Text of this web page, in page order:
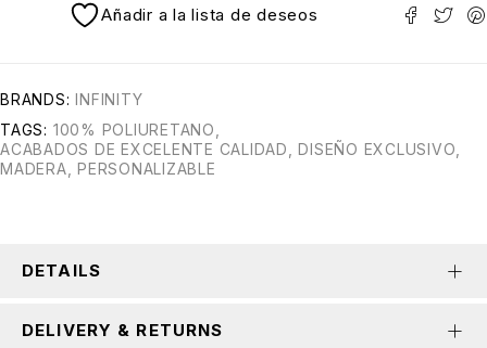
Añadir a la lista de deseos
BRANDS: INFINITY
TAGS: 100% POLIURETANO
ACABADOS DE EXCELENTE CALIDAD
,DISEÑO EXCLUSIVO
MADERA PERSONALIZABLE
DETAILS
DELIVERY & RETURNS